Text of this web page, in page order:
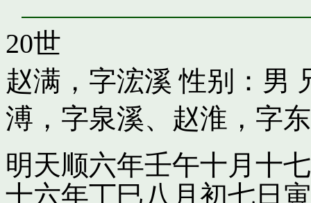
20世
赵满，字浤溪 性别：男
溥，字泉溪、 赵淮，字
明天顺六年壬午十月十
十六年丁巳八月初七日